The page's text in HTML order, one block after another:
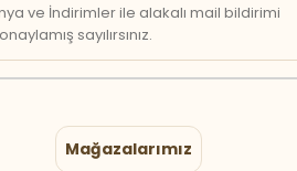
ve İndirimler ile alakalı mail bildirimi
sayılırsınız.
Mağazalarımız